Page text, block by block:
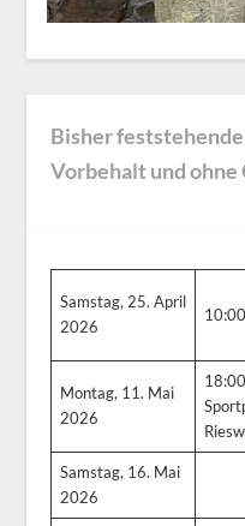
Bisher
Vorbehalt und ohne
Samstag, 25. April
2026
Montag, 11. Mai
2026
Samstag, 16. Mai
2026